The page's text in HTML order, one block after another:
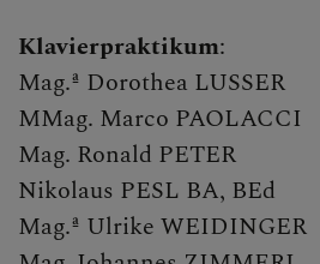
Klavierpraktikum:
Mag.ª Dorothea LUSSER
MMag. Marco PAOLACCI
Mag. Ronald PETER
Nikolaus PESL BA, BEd
Mag.ª Ulrike WEIDINGER